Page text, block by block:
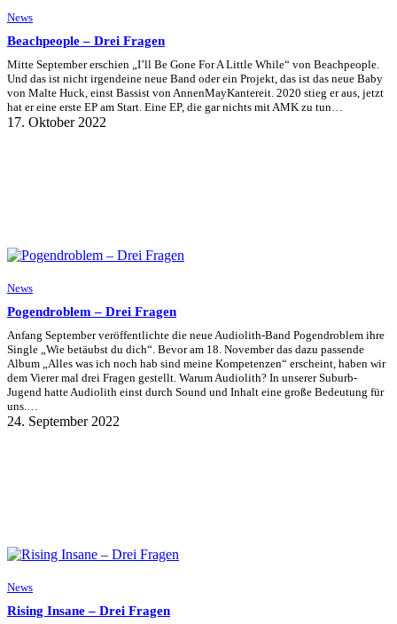
News
Beachpeople – Drei Fragen
Mitte September erschien „I’ll Be Gone For A Little While“ von Beachpeople.
Und das ist nicht irgendeine neue Band oder ein Projekt, das ist das neue Baby
von Malte Huck, einst Bassist von AnnenMayKantereit. 2020 stieg er aus, jetzt
hat er eine erste EP am Start. Eine EP, die gar nichts mit AMK zu tun…
17. Oktober 2022
News
Pogendroblem – Drei Fragen
Anfang September veröffentlichte die neue Audiolith-Band Pogendroblem ihre
Single „Wie betäubst du dich“. Bevor am 18. November das dazu passende
Album „Alles was ich noch hab sind meine Kompetenzen“ erscheint, haben wir
dem Vierer mal drei Fragen gestellt. Warum Audiolith? In unserer Suburb-
Jugend hatte Audiolith einst durch Sound und Inhalt eine große Bedeutung für
uns.…
24. September 2022
News
Rising Insane – Drei Fragen